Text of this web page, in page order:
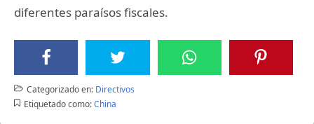
diferentes paraísos fiscales.
Categorizado en: Directivos
Etiquetado como: China